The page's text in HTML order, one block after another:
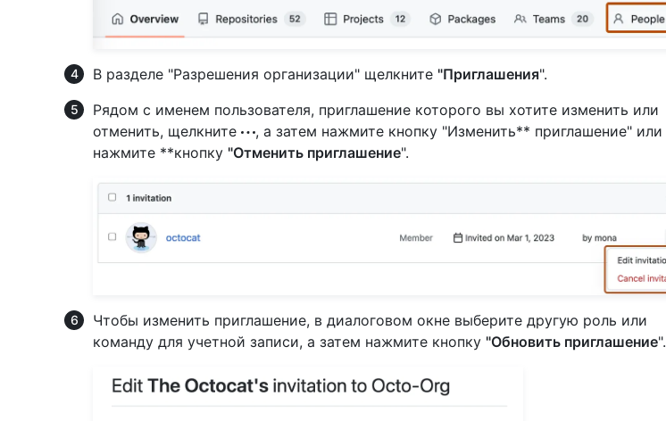
В разделе "Разрешения организации" щелкните "Приглашения".
Рядом с именем пользователя, приглашение которого вы хотите изменить или
отменить, щелкните
, а затем нажмите кнопку "Изменить** приглашение" или
нажмите **кнопку "Отменить приглашение".
Чтобы изменить приглашение, в диалоговом окне выберите другую роль или
команду для учетной записи, а затем нажмите кнопку "Обновить приглашение".